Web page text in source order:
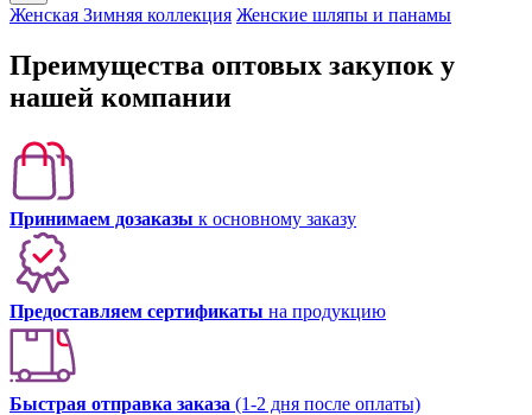
Женская Зимняя коллекция Женские шляпы и панамы
Преимущества оптовых закупок у
нашей компании
Принимаем дозаказы к основному заказу
Предоставляем сертификаты на продукцию
Быстрая отправка заказа (1-2 дня после оплаты)